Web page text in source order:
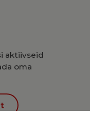
aktiivseid
oma